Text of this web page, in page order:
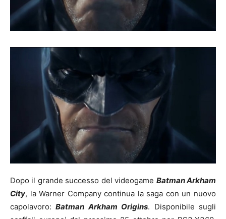
Dopo il grande successo del videogame Batman Arkham
City, la Warner Company continua la saga con un nuovo
capolavoro:Batman Arkham Origins. Disponibile sugli